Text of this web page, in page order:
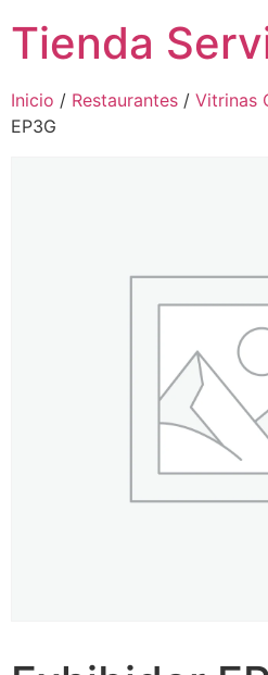
Tienda
Inicio / Restaurantes / Vitrinas
EP3G